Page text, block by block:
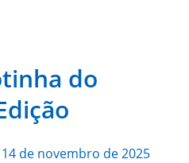
do
14 de novembro de 2025